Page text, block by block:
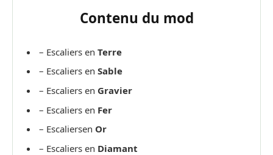
Contenu du mod
– Escaliers en Terre
– Escaliers en Sable
– Escaliers en Gravier
– Escaliers en Fer
– Escaliersen Or
– Escaliers en Diamant